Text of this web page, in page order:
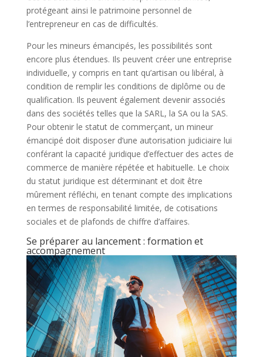
protégeant ainsi le patrimoine personnel de
l’entrepreneur en cas de difficultés.
Pour les mineurs émancipés, les possibilités sont
encore plus étendues. Ils peuvent créer une entreprise
individuelle, y compris en tant qu’artisan ou libéral, à
condition de remplir les conditions de diplôme ou de
qualification. Ils peuvent également devenir associés
dans des sociétés telles que la SARL, la SA ou la SAS.
Pour obtenir le statut de commerçant, un mineur
émancipé doit disposer d’une autorisation judiciaire lui
conférant la capacité juridique d’effectuer des actes de
commerce de manière répétée et habituelle. Le choix
du statut juridique est déterminant et doit être
mûrement réfléchi, en tenant compte des implications
en termes de responsabilité limitée, de cotisations
sociales et de plafonds de chiffre d’affaires.
Se préparer au lancement : formation et
accompagnement